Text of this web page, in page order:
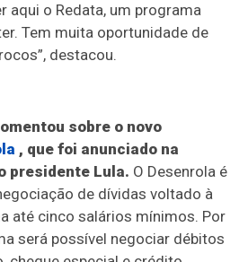
aqui o Redata, um programa
Tem muita oportunidade de
destacou.
sobre o novo
, que foi anunciado na
presidente Lula. O Desenrola é
de dívidas voltado à
até cinco salários mínimos. Por
será possível negociar débitos